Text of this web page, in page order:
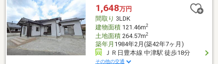
で楽しむレストランなどのご利用はいかがでしょうか？かまどが
あるので、昔のようにセイロ蒸しや餅米を炊いたりできるかも？
1,648万円
間取り 3LDK
建物面積121.46m2
土地面積264.57m2
築年月 1984年2月(築42年7ヶ月)
ＪＲ日豊本線 中津駅 徒歩18分
その他の交通